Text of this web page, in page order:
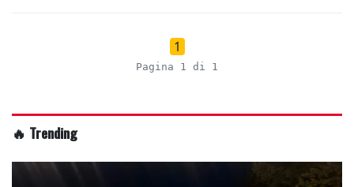
1
Pagina 1 di 1
🔥 Trending